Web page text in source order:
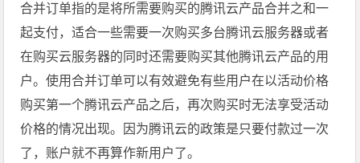
合并订单指的是将所需要购买的腾讯云产品合并之和一
起支付，适合一些需要一次购买多台腾讯云服务器或者
在购买云服务器的同时还需要购买其他腾讯云产品的用
户。使用合并订单可以有效避免有些用户在以活动价格
购买第一个腾讯云产品之后，再次购买时无法享受活动
价格的情况出现。因为腾讯云的政策是只要付款过一次
了，账户就不再算作新用户了。